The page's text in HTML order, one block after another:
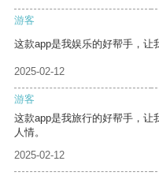
游客
这款app是我娱乐的好帮手，让
2025-02-12
游客
这款app是我旅行的好帮手，让
人情。
2025-02-12